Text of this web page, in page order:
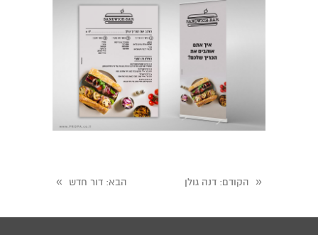
« הקודם: דנה גולן הבא: דור חדש »